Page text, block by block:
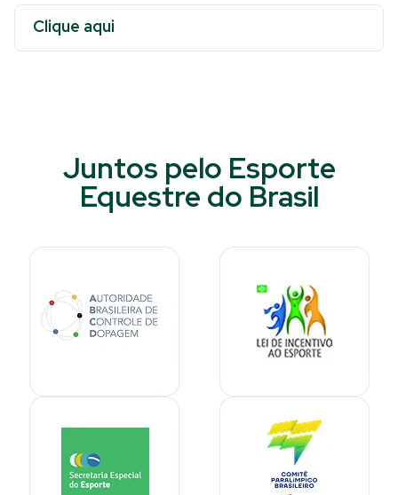
Clique aqui
Juntos pelo Esporte
Equestre do Brasil